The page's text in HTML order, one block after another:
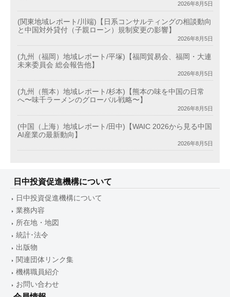
2026年8月5日
(関東地域レポート/川端)【日系コンサルティングの相談動向
と中国対外貸付（子親ローン）規制変更の影響】
2026年8月5日
(九州（福岡）地域レポート/平塚)【福岡貿易会、福岡・大連
未来委員会 総会報告他】
2026年8月5日
(九州（熊本）地域レポート/杉本)【熊本の味を中国の日常
へ〜味千ラーメンのグローバル戦略〜】
2026年8月5日
(中国（上海）地域レポート/田中)【WAIC 2026から見る中国
AI産業の最新動向】
2026年8月5日
日中投資促進機構について
日中投資促進機構について
業務内容
所在地・地図
統計･法令
出版物
関連団体リンク集
機構職員紹介
お問い合わせ